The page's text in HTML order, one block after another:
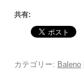
共有:
カテゴリー: Baleno